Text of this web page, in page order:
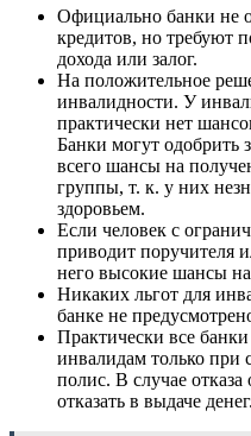
Официально банки не
кредитов, но требуют
дохода или залог.
На положительное
инвалидности. У
практически нет
Банки могут одобрить
всего шансы на
группы, т. к. у них
здоровьем.
Если человек с
приводит поручителя
него высокие шансы
Никаких льгот для
банке не
Практически все
инвалидам только при
полис. В случае
отказать в выдаче денег.